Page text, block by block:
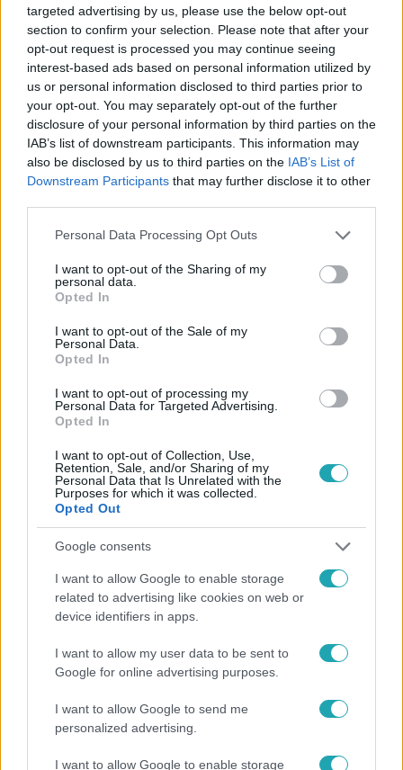
targeted advertising by us, please use the below opt-out
section to confirm your selection. Please note that after your
opt-out request is processed you may continue seeing
interest-based ads based on personal information utilized by
us or personal information disclosed to third parties prior to
your opt-out. You may separately opt-out of the further
disclosure of your personal information by third parties on the
IAB’s list of downstream participants. This information may
also be disclosed by us to third parties on the IAB’s List of
Downstream Participants that may further disclose it to other
Please note that this website/app uses one or more Google
not limited to your visit or usage behaviour. You may click to
grant or deny consent to Google and its third-party tags to
use your data for below specified purposes in below Google
consent section.
Personal Data Processing Opt Outs
I want to opt-out of the Sharing of my
personal data.
Opted In
I want to opt-out of the Sale of my
Personal Data.
Opted In
I want to opt-out of processing my
Personal Data for Targeted Advertising.
Opted In
I want to opt-out of Collection, Use,
Retention, Sale, and/or Sharing of my
Personal Data that Is Unrelated with the
Purposes for which it was collected.
Opted Out
Google consents
I want to allow Google to enable storage
related to advertising like cookies on web or
device identifiers in apps.
I want to allow my user data to be sent to
Google for online advertising purposes.
I want to allow Google to send me
personalized advertising.
I want to allow Google to enable storage
Kövess minket, és értesülj a friss hírekről a
Facebookon is!
Követem
INGATLANVADÁSZOK INGATLAN HÁZBEMUTATÓ
KATASZTRÓFA
VEVŐ
Népszerű